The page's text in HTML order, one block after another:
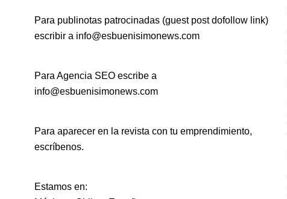
Para publinotas patrocinadas (guest post dofollow link)
escribir a info@esbuenisimonews.com
Para Agencia SEO escribe a
info@esbuenisimonews.com
Para aparecer en la revista con tu emprendimiento,
escríbenos.
Estamos en: